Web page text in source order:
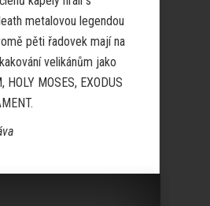
metalovou legendou
pěti řadovek mají na
velikánům jako
HOLY MOSES, EXODUS